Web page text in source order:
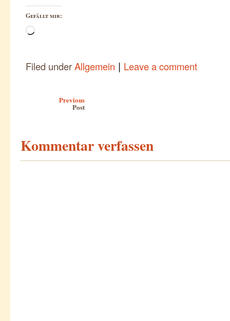
Gefällt mir:
Wird
Filed underAllgemein | Leave a comment
Previous
Post
Kommentar verfassen